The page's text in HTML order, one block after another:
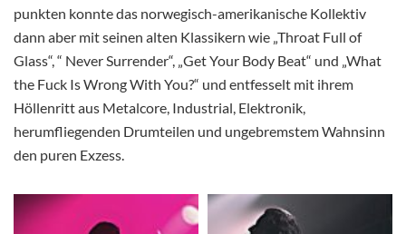
punkten konnte das norwegisch-amerikanische Kollektiv
dann aber mit seinen alten Klassikern wie „Throat Full of
Glass“, “ Never Surrender“, „Get Your Body Beat“ und „What
the Fuck Is Wrong With You?“ und entfesselt mit ihrem
Höllenritt aus Metalcore, Industrial, Elektronik,
herumfliegenden Drumteilen und ungebremstem Wahnsinn
den puren Exzess.